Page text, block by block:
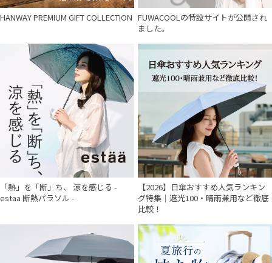
HANWAY PREMIUM GIFT COLLECTION FUWACOOLの特設サイトが公開され
ました。
「熱」を「断」ち、 涼を感じる -
estaa 断熱パラソル -
【2026】日傘おすすめ人気ランキン
グ特集｜遮光100・晴雨兼用など徹底
比較！